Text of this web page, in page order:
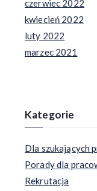
czerwiec 2022
kwiecień 2022
luty 2022
marzec 2021
Kategorie
Dla szukających
Porady dla
Rekrutacja